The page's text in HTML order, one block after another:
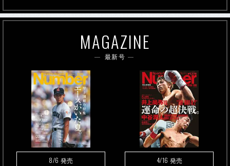
MAGAZINE
最新号
8/6 発売 4/16 発売